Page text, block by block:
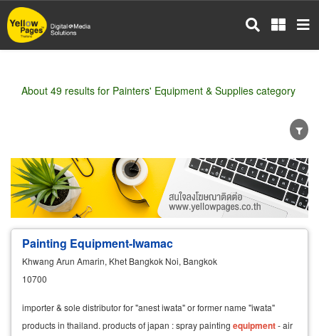
Skip
to
main
About 49 results for Painters' Equipment & Supplies category
Wholesale Retail Manufacturer
Dealer
Exporter/Importer
Service Business
Painting Equipment-Iwamac
Khwang Arun Amarin, Khet Bangkok Noi, Bangkok
10700
importer & sole distributor for "anest iwata" or former name "iwata"
products in thailand. products of japan : spray painting equipment- air